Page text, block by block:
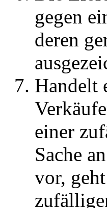
gegen
deren
Handelt
einer
Sache
vor,